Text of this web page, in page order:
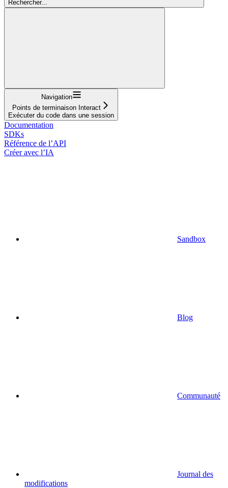
Rechercher...
Navigation
Points de terminaison Interact
Exécuter du code dans une session
Documentation
SDKs
Référence de l’API
Créer avec l’IA
Sandbox
Blog
Communauté
Journal des
modifications